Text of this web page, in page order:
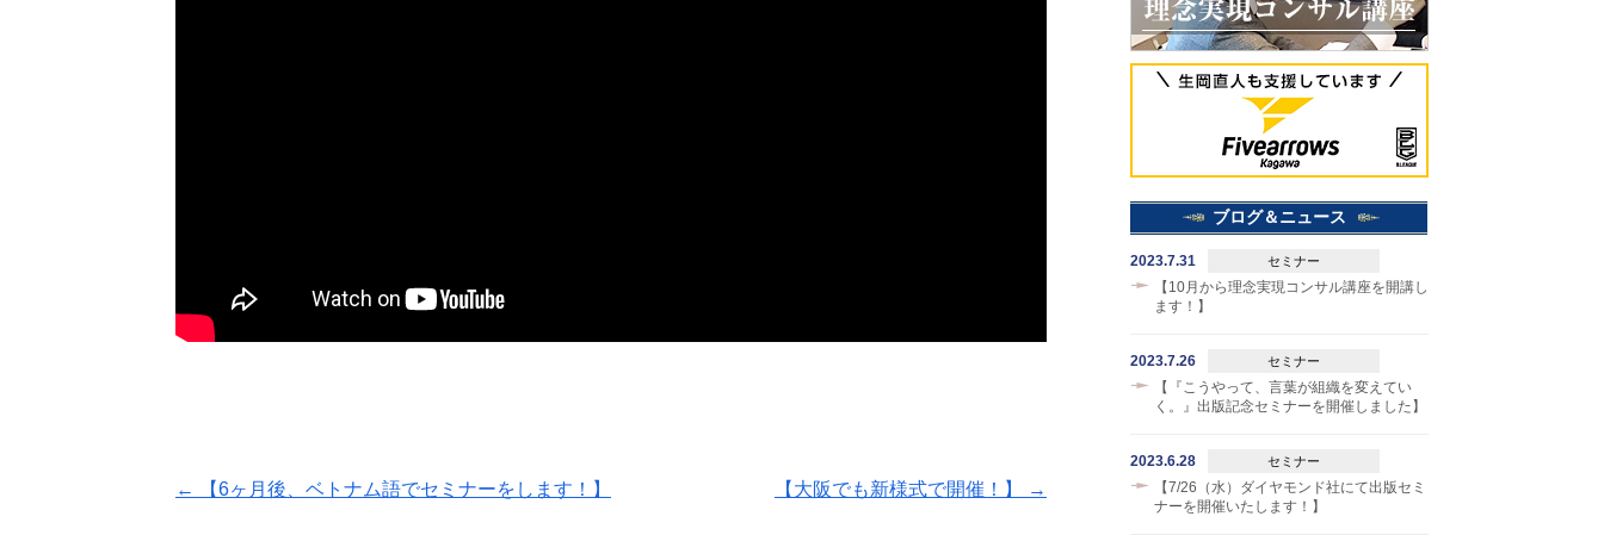
← 【6ヶ月後、ベトナム語でセミナーをします！】 【大阪でも新様式で開催！】 →
ブログ＆ニュース
2023.7.31 セミナー
【10月から理念実現コンサル講座を開講し
ます！】
2023.7.26 セミナー
【『こうやって、言葉が組織を変えてい
く。』出版記念セミナーを開催しました】
2023.6.28 セミナー
【7/26（水）ダイヤモンド社にて出版セミ
ナーを開催いたします！】